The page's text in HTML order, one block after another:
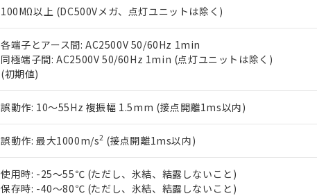
100MΩ以上 (DC500Vメガ、点灯ユニットは除く)
各端子とアース間: AC2500V 50/60Hz 1min
同極端子間: AC2500V 50/60Hz 1min (点灯ユニットは除く)
(初期値)
誤動作: 10～55Hz 複振幅 1.5mm (接点開離1ms以内)
誤動作: 最大1000m/s2 (接点開離1ms以内)
使用時: -25～55℃ (ただし、氷結、結露しないこと)
保存時: -40～80℃ (ただし、氷結、結露しないこと)
既に当社にて対応品への在庫切替を完了していることから、特
り割愛しております。